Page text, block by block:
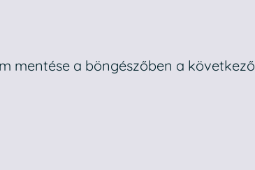
mentése a böngészőben a következő